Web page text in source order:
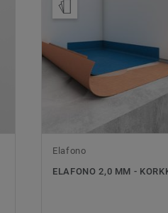
Elafono
ELAFONO 2,0 MM -